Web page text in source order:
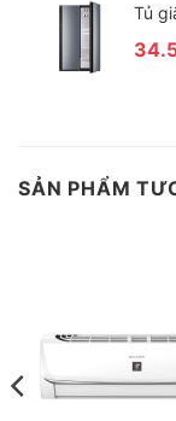
Tủ
SẢN PHẨM